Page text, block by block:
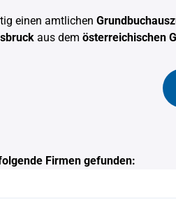
einen amtlichen
aus dem österreichischen
Firmen gefunden: